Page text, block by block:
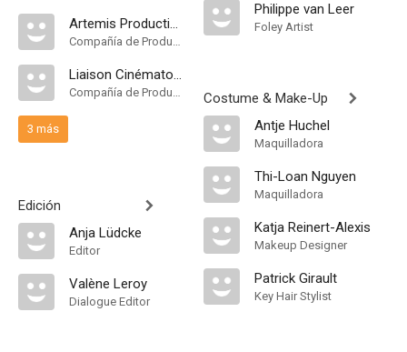
Artemis Productions
Compañía de Produccion
Liaison Cinématographique
Compañía de Produccion
3 más
Edición
Anja Lüdcke
Editor
Valène Leroy
Dialogue Editor
Philippe van Leer
Foley Artist
Costume & Make-Up
Antje Huchel
Maquilladora
Thi-Loan Nguyen
Maquilladora
Katja Reinert-Alexis
Makeup Designer
Patrick Girault
Key Hair Stylist